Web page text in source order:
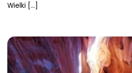
Wielki [...]